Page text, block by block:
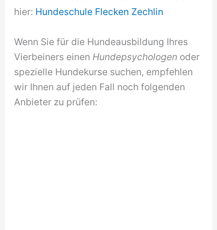
hier: Hundeschule Flecken Zechlin
Wenn Sie für die Hundeausbildung Ihres
Vierbeiners einen Hundepsychologen oder
spezielle Hundekurse suchen, empfehlen
wir Ihnen auf jeden Fall noch folgenden
Anbieter zu prüfen: